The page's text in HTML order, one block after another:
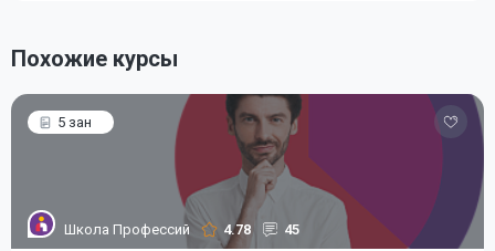
Похожие курсы
5 зан
Школа Профессий 4.78 45